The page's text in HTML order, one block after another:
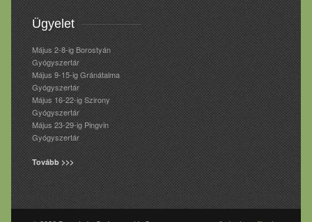
Ügyelet
Május 2-8-ig Borostyán
Gyógyszertár
Május 9-15-ig Gránátalma
Gyógyszertár
Május 16-22-ig Szirony
Gyógyszertár
Május 23-29-ig Pingvin
Gyógyszertár
Tovább >>>